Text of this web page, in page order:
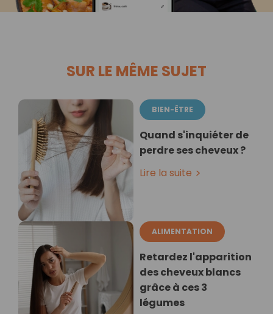
SUR LE MÊME SUJET
BIEN-ÊTRE
Quand s'inquiéter de
perdre ses cheveux ?
Lire la suite
ALIMENTATION
Retardez l'apparition
des cheveux blancs
grâce à ces 3
légumes